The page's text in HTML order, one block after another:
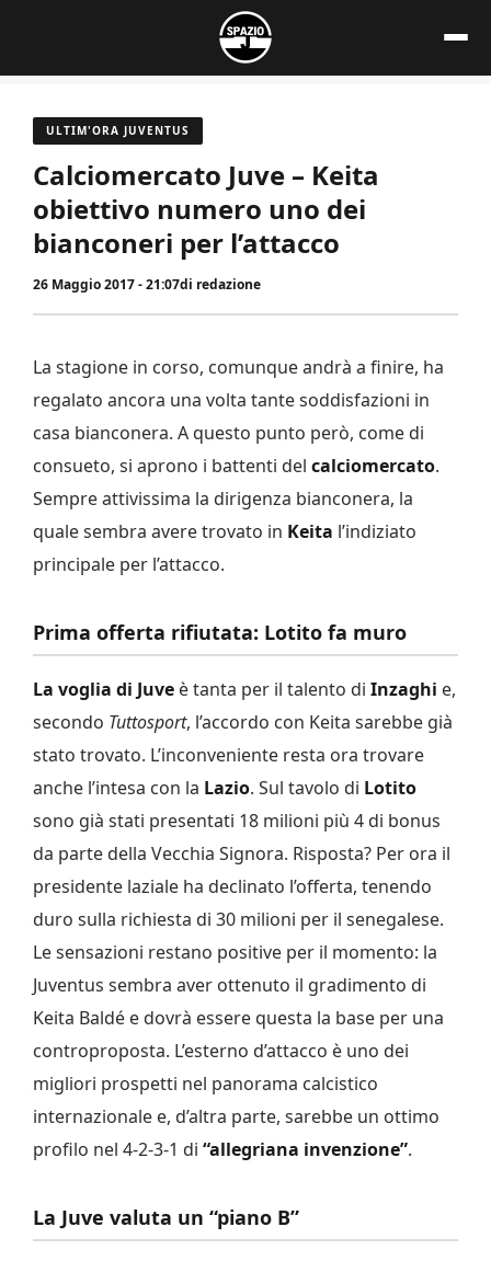
contenuto
ULTIM'ORA JUVENTUS
Calciomercato Juve – Keita
obiettivo numero uno dei
bianconeri per l’attacco
26 Maggio 2017 - 21:07di redazione
La stagione in corso, comunque andrà a finire, ha
regalato ancora una volta tante soddisfazioni in
casa bianconera. A questo punto però, come di
consueto, si aprono i battenti del calciomercato.
Sempre attivissima la dirigenza bianconera, la
quale sembra avere trovato in Keita l’indiziato
principale per l’attacco.
Prima offerta rifiutata: Lotito fa muro
La voglia di Juve è tanta per il talento di Inzaghi e,
secondo Tuttosport, l’accordo con Keita sarebbe già
stato trovato. L’inconveniente resta ora trovare
anche l’intesa con la Lazio. Sul tavolo di Lotito
sono già stati presentati 18 milioni più 4 di bonus
da parte della Vecchia Signora. Risposta? Per ora il
presidente laziale ha declinato l’offerta, tenendo
duro sulla richiesta di 30 milioni per il senegalese.
Le sensazioni restano positive per il momento: la
Juventus sembra aver ottenuto il gradimento di
Keita Baldé e dovrà essere questa la base per una
controproposta. L’esterno d’attacco è uno dei
migliori prospetti nel panorama calcistico
internazionale e, d’altra parte, sarebbe un ottimo
profilo nel 4-2-3-1 di “allegriana invenzione”.
La Juve valuta un “piano B”